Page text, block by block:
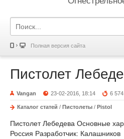
Полная версия сайта
Пистолет
Vangan 23-02-2016, 18:14 6 574
Каталог статей / Пистолеты / Pistol
Пистолет Лебедева Основные
Россия Разработчик: Калашников